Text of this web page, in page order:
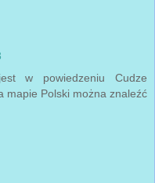
w powiedzeniu Cudze
mapie Polski można znaleźć